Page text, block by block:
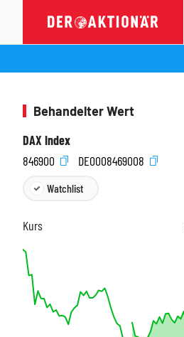
Behandelter Wert
DAX Index
846900
DE0008469008
Watchlist
Kurs